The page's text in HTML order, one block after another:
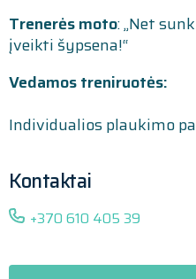
Trenerės moto: „Net
įveikti šypsena!“
Vedamos treniruotės:
Individualios plaukimo
Kontaktai
+370 610 405 39